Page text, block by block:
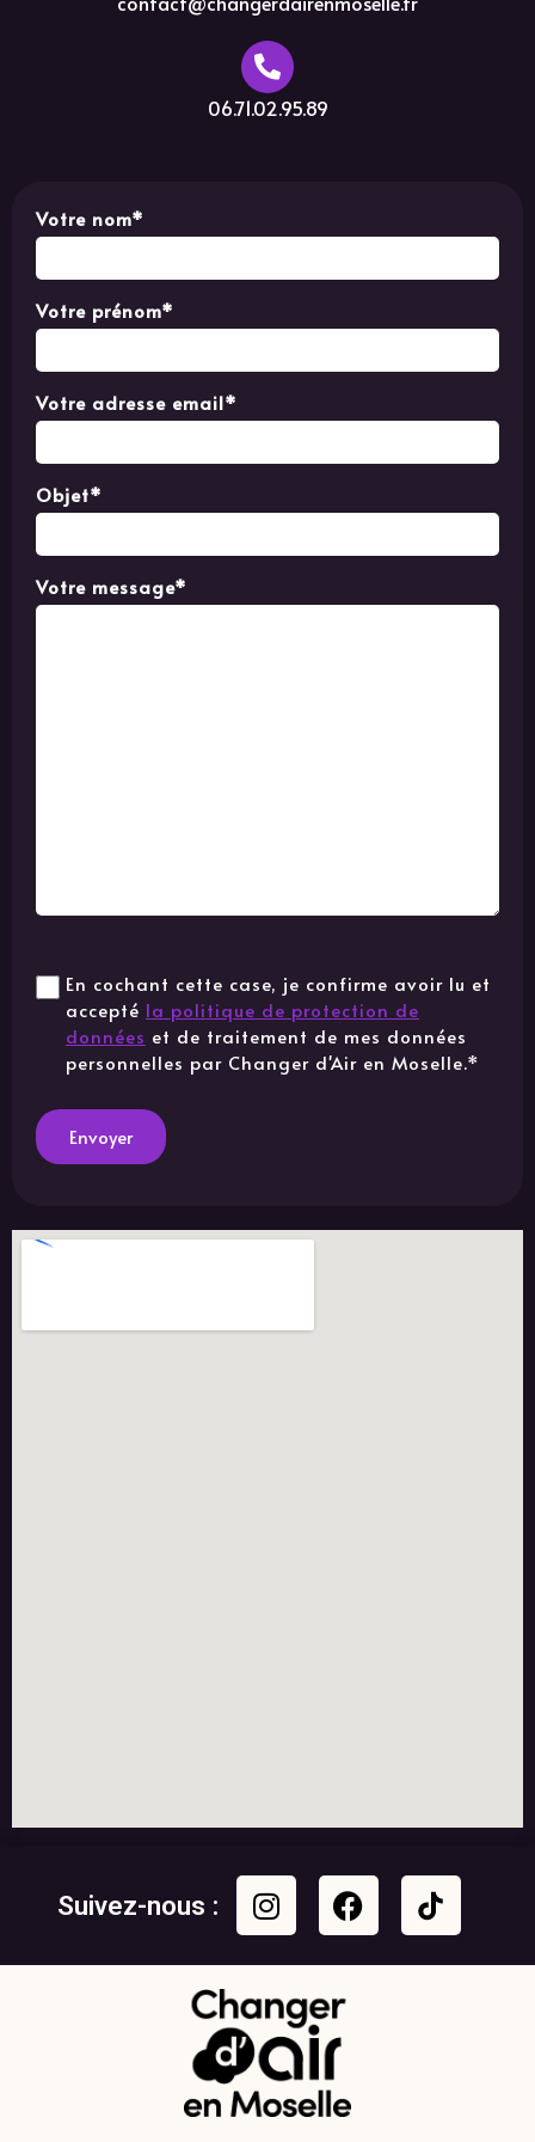
06.71.02.95.89
Votre nom*
Votre prénom*
Votre adresse email*
Objet*
Votre message*
En cochant cette case, je confirme avoir lu et
accepté la politique de protection de
données et de traitement de mes données
personnelles par Changer d'Air en Moselle.*
Suivez-nous :